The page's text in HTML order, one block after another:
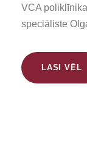
VCA
speciāliste
LASI VĒL